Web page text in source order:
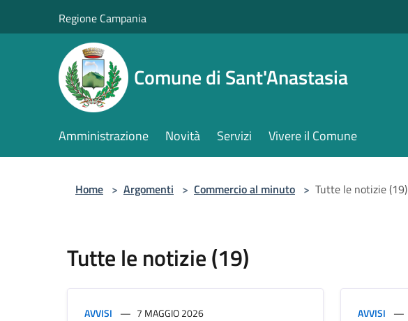
Regione Campania
Comune di Sant'Anastasia
Amministrazione Novità Servizi Vivere il Comune
Home > Argomenti > Commercio al minuto > Tutte le notizie (19)
Tutte le notizie (19)
AVVISI 7 MAGGIO 2026 AVVISI